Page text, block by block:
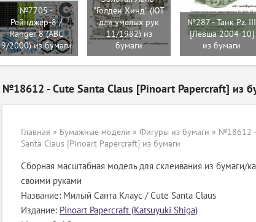
№7705 -
Рейнджер-8 /
Ranger 8 (ABC
9/2000) из бумаги
"Голден Хинд" (ЮТ
для умелых рук
11/1982) из
бумаги
№287 - Танк Pz. III
[Левша 2004-10]
из бумаги
№18612 - Cute Santa Claus [Pinoart Papercraft] из
Главная » Бумажные модели » Фигуры из бумаги » №18612
Santa Claus [Pinoart Papercraft] из бумаги
Сборная масштабная модель для склеивания из бумаги/
своими руками
Название: Милый Санта Клаус / Cute Santa Claus
Издание: Pinoart Papercraft (Katsuyuki Shiga)